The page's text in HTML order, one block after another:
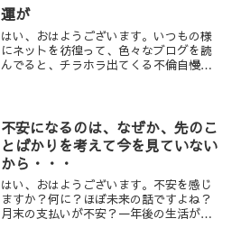
事が間違いではないんです。自粛する事
が正解と言うことでもありま...
運が
はい、おはようございます。いつもの様
にネットを彷徨って、色々なブログを読
んでると、チラホラ出てくる不倫自慢と
すって、ブログは見た...
不安になるのは、なぜか、先のこ
とばかりを考えて今を見ていない
から・・・
はい、おはようございます。不安を感じ
ますか？何に？ほぼ未来の話ですよね？
月末の支払いが不安？一年後の生活が不